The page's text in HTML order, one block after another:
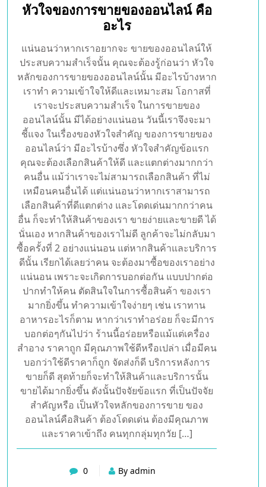
หัวใจของการขายของออนไลน์ คือ
อะไร
แน่นอนว่าหากเราอยากจะ ขายของออนไลน์ให้
ประสบความสำเร็จนั้น คุณจะต้องรู้ก่อนว่า หัวใจ
หลักของการขายของออนไลน์นั้น มีอะไรบ้างหาก
เราทำ ความเข้าใจให้ดีและเหมาะสม โอกาสที่
เราจะประสบความสำเร็จ ในการขายของ
ออนไลน์นั้น มีได้อย่างแน่นอน วันนี้เราจึงจะมา
ชี้แจง ในเรื่องของหัวใจสำคัญ ของการขายของ
ออนไลน์ว่า มีอะไรบ้างซึ่ง หัวใจสำคัญข้อแรก
คุณจะต้องเลือกสินค้าให้ดี และแตกต่างมากกว่า
คนอื่น แม้ว่าเราจะไม่สามารถเลือกสินค้า ที่ไม่
เหมือนคนอื่นได้ แต่แน่นอนว่าหากเราสามารถ
เลือกสินค้าที่ดีแตกต่าง และโดดเด่นมากกว่าคน
อื่น ก็จะทำให้สินค้าของเรา ขายง่ายและขายดี ได้
นั่นเอง หากสินค้าของเราไม่ดี ลูกค้าจะไม่กลับมา
ซื้อครั้งที่ 2 อย่างแน่นอน แต่หากสินค้าและบริการ
ดีนั้น เรียกได้เลยว่าคน จะต้องมาซื้อของเราอย่าง
แน่นอน เพราะจะเกิดการบอกต่อกัน แบบปากต่อ
ปากทำให้คน ตัดสินใจในการซื้อสินค้า ของเรา
มากยิ่งขึ้น ทำความเข้าใจง่ายๆ เช่น เราทาน
อาหารอะไรก็ตาม หากว่าเราทำอร่อย ก็จะมีการ
บอกต่อๆกันไปว่า ร้านนี้อร่อยหรือแม้แต่เครื่อง
สำอาง ราคาถูก มีคุณภาพใช้ดีหรือเปล่า เมื่อมีคน
บอกว่าใช้ดีราคาก็ถูก จัดส่งก็ดี บริการหลังการ
ขายก็ดี สุดท้ายก็จะทำให้สินค้าและบริการนั้น
ขายได้มากยิ่งขึ้น ดังนั้นปัจจัยข้อแรก ที่เป็นปัจจัย
สำคัญหรือ เป็นหัวใจหลักของการขาย ของ
ออนไลน์คือสินค้า ต้องโดดเด่น ต้องมีคุณภาพ
และราคาเข้าถึง คนทุกกลุ่มทุกวัย […]
0 By admin